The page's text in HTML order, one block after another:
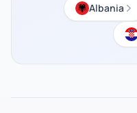
Albania